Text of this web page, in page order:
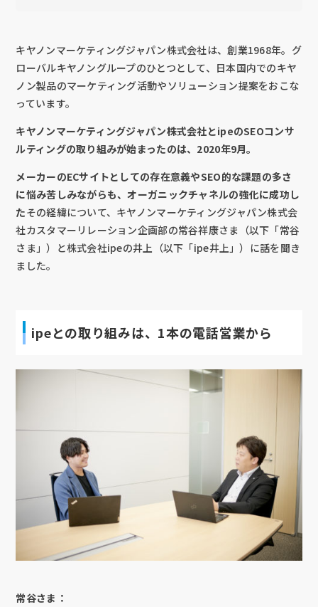
キヤノンマーケティングジャパン株式会社は、創業1968年。グ
ローバルキヤノングループのひとつとして、日本国内でのキヤ
ノン製品のマーケティング活動やソリューション提案をおこな
っています。
キヤノンマーケティングジャパン株式会社とipeのSEOコンサ
ルティングの取り組みが始まったのは、2020年9月。
メーカーのECサイトとしての存在意義やSEO的な課題の多さ
に悩み苦しみながらも、オーガニックチャネルの強化に成功し
たその経緯について、キヤノンマーケティングジャパン株式会
社カスタマーリレーション企画部の常谷祥康さま（以下「常谷
さま」）と株式会社ipeの井上（以下「ipe井上」）に話を聞き
ました。
ipeとの取り組みは、1本の電話営業から
常谷さま：